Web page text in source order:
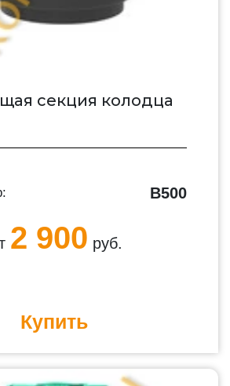
секция колодца
В500
2 900 руб.
Купить